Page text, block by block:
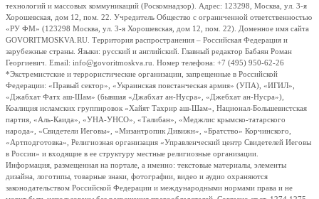
технологий и массовых коммуникаций (Роскомнадзор). Адрес: 123298, Москва, ул. 3-я
Хорошевская, дом 12, пом. 22. Учредитель Общество с ограниченной ответственностью
«РУ ФМ» (123298 Москва, ул. 3-я Хорошевская, дом 12, пом. 22). Доменное имя сайта
GOVORITMOSKVA.RU. Территория распространения – Российская Федерация и
зарубежные страны. Языки: русский и английский. Главный редактор Бабаян Роман
Георгиевич. Email: info@govoritmoskva.ru. Номер телефона: +7 (495) 950-62-26
*Экстремистские и террористические организации, запрещенные в Российской
Федерации: «Правый сектор», «Украинская повстанческая армия» (УПА), «ИГИЛ»,
«Джабхат Фатх аш-Шам» (бывшая «Джабхат ан-Нусра», «Джебхат ан-Нусра»),
Коалиция исламских группировок «Хайят Тахрир аш-Шам», Национал-Большевистская
партия, «Аль-Каида», «УНА-УНСО», «Талибан», «Меджлис крымско-татарского
народа», «Свидетели Иеговы», «Мизантропик Дивижн», «Братство» Корчинского,
«Артподготовка», Религиозная организация «Управленческий центр Свидетелей Иеговы
в России» и входящие в ее структуру местные религиозные организации.
Информация, размещенная на портале, а именно: текстовые материалы, элементы
дизайна, логотипы, товарные знаки, фотографии, видео и аудио охраняются
законодательством Российской Федерации и международными нормами права и не